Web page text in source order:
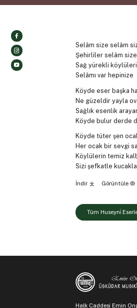
Selâm size selâm
Şehirliler selâm size
Sağ yürekli
Selâmı var hepinize
Köyde eser başka
Ne güzeldir yayla
Sağlık esenlik
Köyde bulur derde
Köyde tüter şen
Her ocak bir sevgi
Köylülerin temiz
Sizi şefkatle
İndir Görüntüle
Tüm Huseyni̇
Halk Caddesi Emin